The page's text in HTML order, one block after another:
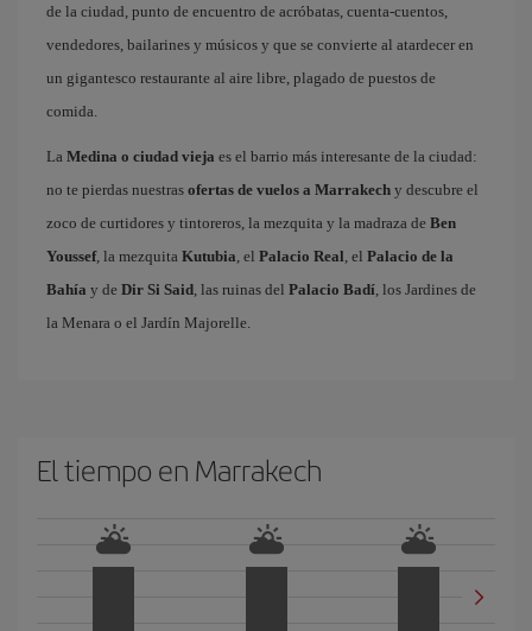
de la ciudad, punto de encuentro de acróbatas, cuenta-cuentos,
vendedores, bailarines y músicos y que se convierte al atardecer en
un gigantesco restaurante al aire libre, plagado de puestos de
comida.
La Medina o ciudad vieja es el barrio más interesante de la ciudad:
no te pierdas nuestras ofertas de vuelos a Marrakech y descubre el
zoco de curtidores y tintoreros, la mezquita y la madraza de Ben
Youssef, la mezquita Kutubia, el Palacio Real, el Palacio de la
Bahía y de Dir Si Said, las ruinas del Palacio Badí, los Jardines de
la Menara o el Jardín Majorelle.
El tiempo en Marrakech